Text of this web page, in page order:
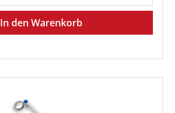
In den Warenkorb